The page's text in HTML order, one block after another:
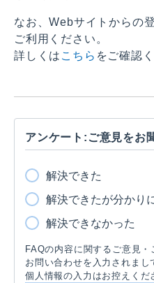
なお、Webサイトからの
ご利用ください。
詳しくは こちら をご確認
アンケート:ご意見をお
解決できた
解決できたが分かり
解決できなかった
FAQの内容に関するご意見・
お問い合わせを入力されまし
個人情報の入力はお控えくだ